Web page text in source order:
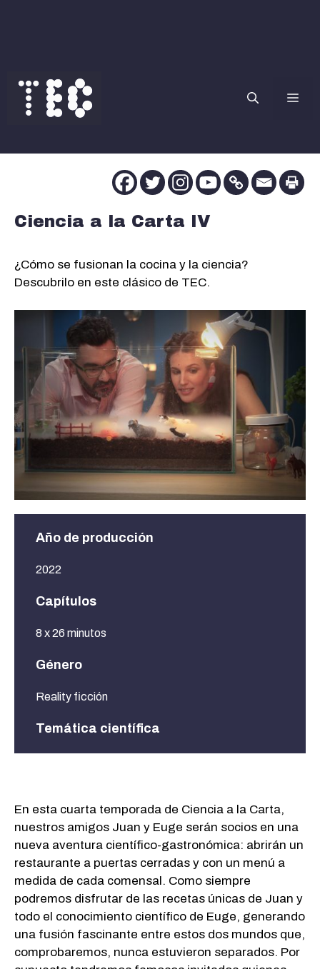
contenido
Ciencia a la Carta IV
¿Cómo se fusionan la cocina y la ciencia?
Descubrilo en este clásico de TEC.
Año de producción
2022
Capítulos
8 x 26 minutos
Género
Reality ficción
Temática científica
En esta cuarta temporada de Ciencia a la Carta,
nuestros amigos Juan y Euge serán socios en una
nueva aventura científico-gastronómica: abrirán un
restaurante a puertas cerradas y con un menú a
medida de cada comensal. Como siempre
podremos disfrutar de las recetas únicas de Juan y
todo el conocimiento científico de Euge, generando
una fusión fascinante entre estos dos mundos que,
comprobaremos, nunca estuvieron separados. Por